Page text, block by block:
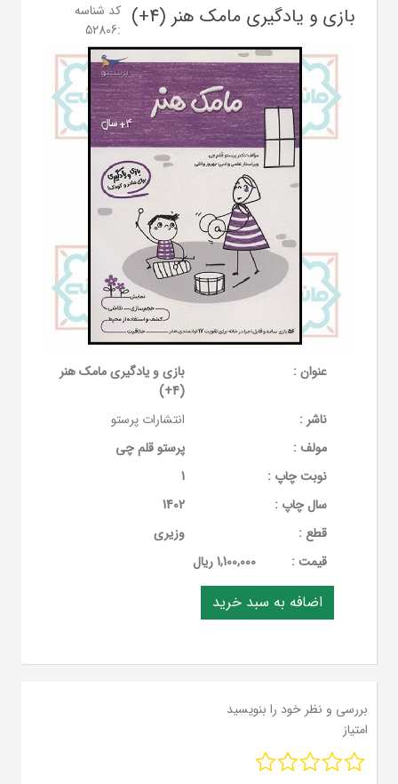
بازی و یادگیری مامک هنر (4+)
کد شناسه
:
52806
عنوان :
بازی و یادگیری مامک هنر
(4+)
ناشر :
انتشارات پرستو
مولف :
پرستو قلم چی
نوبت چاپ :
1
سال چاپ :
1402
قطع :
وزیری
قيمت :
1,100,000 ریال
بررسی و نظر خود را بنویسید
امتیاز